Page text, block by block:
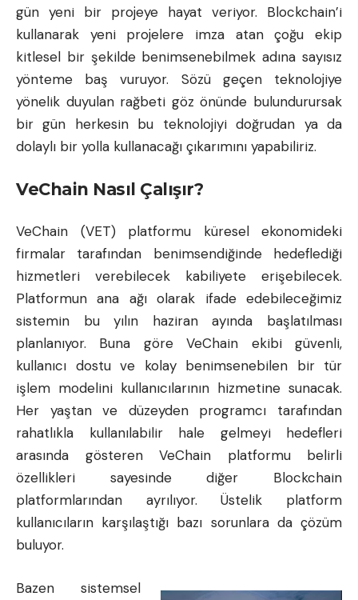
gün yeni bir projeye hayat veriyor. Blockchain’i
kullanarak yeni projelere imza atan çoğu ekip
kitlesel bir şekilde benimsenebilmek adına sayısız
yönteme baş vuruyor. Sözü geçen teknolojiye
yönelik duyulan rağbeti göz önünde bulundurursak
bir gün herkesin bu teknolojiyi doğrudan ya da
dolaylı bir yolla kullanacağı çıkarımını yapabiliriz.
VeChain Nasıl Çalışır?
VeChain (VET) platformu küresel ekonomideki
firmalar tarafından benimsendiğinde hedeflediği
hizmetleri verebilecek kabiliyete erişebilecek.
Platformun ana ağı olarak ifade edebileceğimiz
sistemin bu yılın haziran ayında başlatılması
planlanıyor. Buna göre VeChain ekibi güvenli,
kullanıcı dostu ve kolay benimsenebilen bir tür
işlem modelini kullanıcılarının hizmetine sunacak.
Her yaştan ve düzeyden programcı tarafından
rahatlıkla kullanılabilir hale gelmeyi hedefleri
arasında gösteren VeChain platformu belirli
özellikleri sayesinde diğer Blockchain
platformlarından ayrılıyor. Üstelik platform
kullanıcıların karşılaştığı bazı sorunlara da çözüm
buluyor.
Bazen sistemsel